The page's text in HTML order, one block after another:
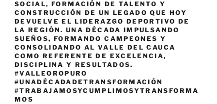
SOCIAL, FORMACIÓN DE TALENTO Y
CONSTRUCCIÓN DE UN LEGADO QUE HOY
DEVUELVE EL LIDERAZGO DEPORTIVO DE
LA REGIÓN. UNA DÉCADA IMPULSANDO
SUEÑOS, FORMANDO CAMPEONES Y
CONSOLIDANDO AL VALLE DEL CAUCA
COMO REFERENTE DE EXCELENCIA,
DISCIPLINA Y RESULTADOS.
#VALLEOROPURO
#UNADÉCADADETRANSFORMACIÓN
#TRABAJAMOSYCUMPLIMOSYTRANSFORMA
MOS